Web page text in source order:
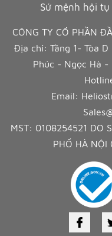
Sứ mệnh hội
CÔNG TY CỔ PHẦN
Địa chỉ: Tầng 1- Tòa
Phúc - Ngọc Hà -
Email:
MST: 0108254521 DO
PHỐ HÀ NỘI